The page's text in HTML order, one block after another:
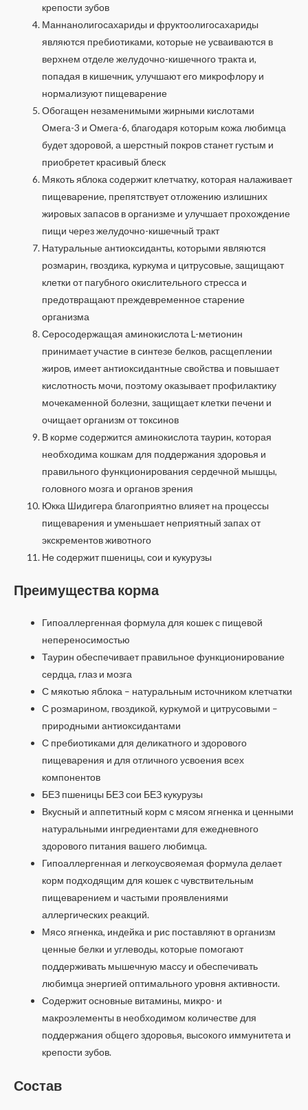
крепости зубов
Маннанолигосахариды и фруктоолигосахариды
являются пребиотиками, которые не усваиваются в
верхнем отделе желудочно-кишечного тракта и,
попадая в кишечник, улучшают его микрофлору и
нормализуют пищеварение
Обогащен незаменимыми жирными кислотами
Омега-3 и Омега-6, благодаря которым кожа любимца
будет здоровой, а шерстный покров станет густым и
приобретет красивый блеск
Мякоть яблока содержит клетчатку, которая налаживает
пищеварение, препятствует отложению излишних
жировых запасов в организме и улучшает прохождение
пищи через желудочно-кишечный тракт
Натуральные антиоксиданты, которыми являются
розмарин, гвоздика, куркума и цитрусовые, защищают
клетки от пагубного окислительного стресса и
предотвращают преждевременное старение
организма
Серосодержащая аминокислота L-метионин
принимает участие в синтезе белков, расщеплении
жиров, имеет антиоксидантные свойства и повышает
кислотность мочи, поэтому оказывает профилактику
мочекаменной болезни, защищает клетки печени и
очищает организм от токсинов
В корме содержится аминокислота таурин, которая
необходима кошкам для поддержания здоровья и
правильного функционирования сердечной мышцы,
головного мозга и органов зрения
Юкка Шидигера благоприятно влияет на процессы
пищеварения и уменьшает неприятный запах от
экскрементов животного
Не содержит пшеницы, сои и кукурузы
Преимущества корма
Гипоаллергенная формула для кошек с пищевой
непереносимостью
Таурин обеспечивает правильное функционирование
сердца, глаз и мозга
С мякотью яблока – натуральным источником клетчатки
С розмарином, гвоздикой, куркумой и цитрусовыми –
природными антиоксидантами
С пребиотиками для деликатного и здорового
пищеварения и для отличного усвоения всех
компонентов
БЕЗ пшеницы БЕЗ сои БЕЗ кукурузы
Вкусный и аппетитный корм с мясом ягненка и ценными
натуральными ингредиентами для ежедневного
здорового питания вашего любимца.
Гипоаллергенная и легкоусвояемая формула делает
корм подходящим для кошек с чувствительным
пищеварением и частыми проявлениями
аллергических реакций.
Мясо ягненка, индейка и рис поставляют в организм
ценные белки и углеводы, которые помогают
поддерживать мышечную массу и обеспечивать
любимца энергией оптимального уровня активности.
Содержит основные витамины, микро- и
макроэлементы в необходимом количестве для
поддержания общего здоровья, высокого иммунитета и
крепости зубов.
Состав